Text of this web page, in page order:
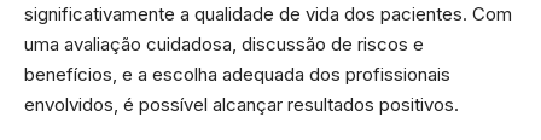
significativamente a qualidade de vida dos pacientes. Com
uma avaliação cuidadosa, discussão de riscos e
benefícios, e a escolha adequada dos profissionais
envolvidos, é possível alcançar resultados positivos.